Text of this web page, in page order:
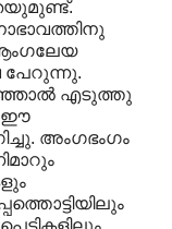
പേറുന്നു.
എടുത്തു
ഈ
അംഗഭംഗം